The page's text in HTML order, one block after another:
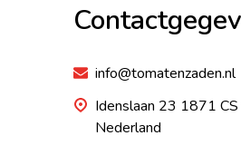
info@tomatenzaden.nl
Idenslaan 23 1871 CS Schoorl
Nederland